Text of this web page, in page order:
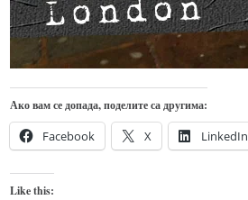
Ако вам се допада, поделите са другима:
Facebook X LinkedIn
Like this: